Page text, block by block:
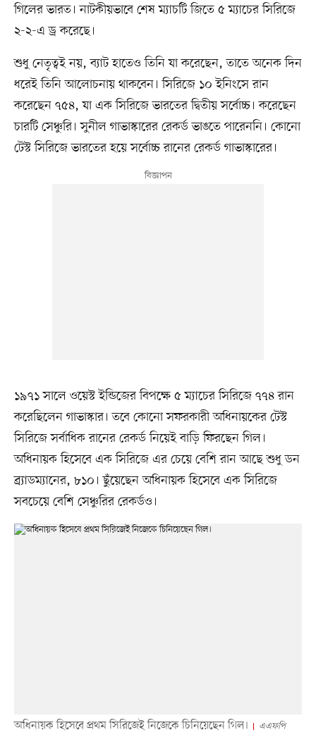
গিলের ভারত। নাটকীয়ভাবে শেষ ম্যাচটি জিতে ৫ ম্যাচের সিরিজে
২-২-এ ড্র করেছে।
শুধু নেতৃত্বই নয়, ব্যাট হাতেও তিনি যা করেছেন, তাতে অনেক দিন
ধরেই তিনি আলোচনায় থাকবেন। সিরিজে ১০ ইনিংসে রান
করেছেন ৭৫৪, যা এক সিরিজে ভারতের দ্বিতীয় সর্বোচ্চ। করেছেন
চারটি সেঞ্চুরি। সুনীল গাভাস্কারের রেকর্ড ভাঙতে পারেননি। কোনো
টেস্ট সিরিজে ভারতের হয়ে সর্বোচ্চ রানের রেকর্ড গাভাস্কারের।
১৯৭১ সালে ওয়েস্ট ইন্ডিজের বিপক্ষে ৫ ম্যাচের সিরিজে ৭৭৪ রান
করেছিলেন গাভাস্কার। তবে কোনো সফরকারী অধিনায়কের টেস্ট
সিরিজে সর্বাধিক রানের রেকর্ড নিয়েই বাড়ি ফিরছেন গিল।
অধিনায়ক হিসেবে এক সিরিজে এর চেয়ে বেশি রান আছে শুধু ডন
ব্র্যাডম্যানের, ৮১০। ছুঁয়েছেন অধিনায়ক হিসেবে এক সিরিজে
সবচেয়ে বেশি সেঞ্চুরির রেকর্ডও।
অধিনায়ক হিসেবে প্রথম সিরিজেই নিজেকে চিনিয়েছেন গিল। এএফপি